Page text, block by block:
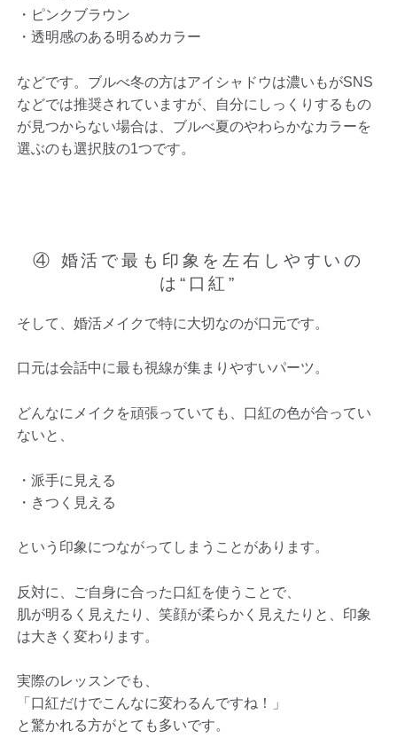
・ピンクブラウン
・透明感のある明るめカラー
などです。ブルべ冬の方はアイシャドウは濃いもがSNS
などでは推奨されていますが、自分にしっくりするもの
が見つからない場合は、ブルべ夏のやわらかなカラーを
選ぶのも選択肢の1つです。
④ 婚活で最も印象を左右しやすいの
は“口紅”
そして、婚活メイクで特に大切なのが口元です。
口元は会話中に最も視線が集まりやすいパーツ。
どんなにメイクを頑張っていても、口紅の色が合ってい
ないと、
・派手に見える
・きつく見える
という印象につながってしまうことがあります。
反対に、ご自身に合った口紅を使うことで、
肌が明るく見えたり、笑顔が柔らかく見えたりと、印象
は大きく変わります。
実際のレッスンでも、
「口紅だけでこんなに変わるんですね！」
と驚かれる方がとても多いです。